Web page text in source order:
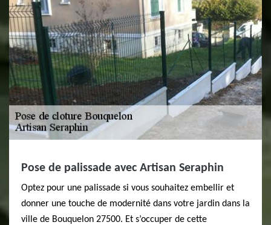
Pose de palissade avec Artisan Seraphin
Optez pour une palissade si vous souhaitez embellir et
donner une touche de modernité dans votre jardin dans la
ville de Bouquelon 27500. Et s’occuper de cette